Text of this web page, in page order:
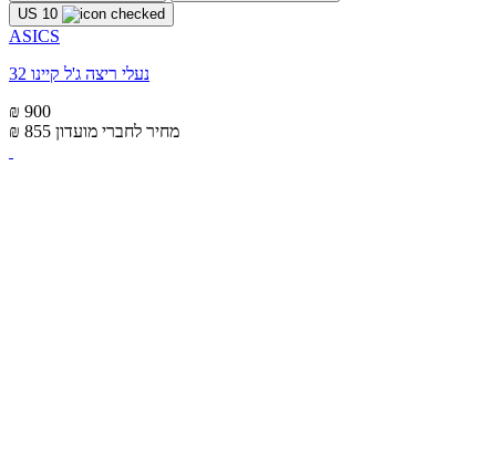
US 10
ASICS
נעלי ריצה ג'ל קיינו 32
₪ 900
₪ 855 מחיר לחברי מועדון